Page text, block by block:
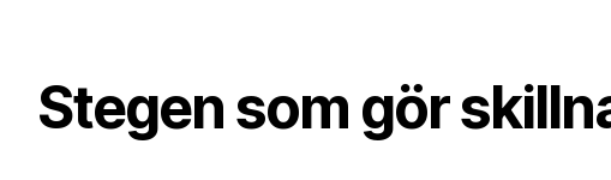
Stegen som gör